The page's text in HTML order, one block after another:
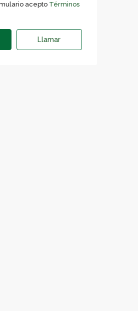
acepto Términos
Llamar